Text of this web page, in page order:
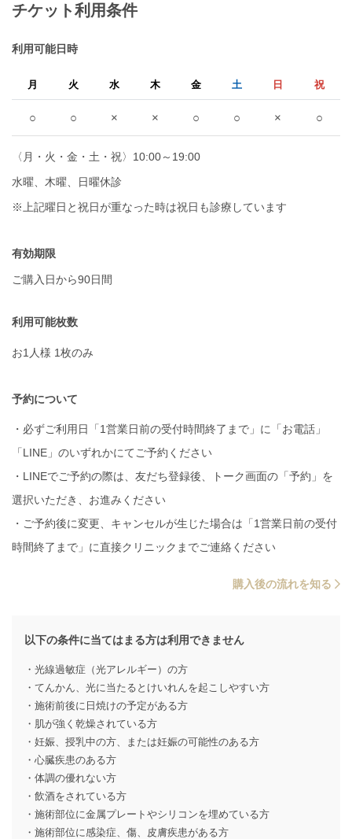
チケット利用条件
利用可能日時
月 火 水 木 金 土 日 祝
○ ○ × × ○ ○ × ○
〈月・火・金・土・祝〉10:00～19:00
水曜、木曜、日曜休診
※上記曜日と祝日が重なった時は祝日も診療しています
有効期限
ご購入日から90日間
利用可能枚数
お1人様 1枚のみ
予約について
・必ずご利用日「1営業日前の受付時間終了まで」に「お電話」
「LINE」のいずれかにてご予約ください
・LINEでご予約の際は、友だち登録後、トーク画面の「予約」を
選択いただき、お進みください
・ご予約後に変更、キャンセルが生じた場合は「1営業日前の受付
時間終了まで」に直接クリニックまでご連絡ください
購入後の流れを知る
以下の条件に当てはまる方は利用できません
・光線過敏症（光アレルギー）の方
・てんかん、光に当たるとけいれんを起こしやすい方
・施術前後に日焼けの予定がある方
・肌が強く乾燥されている方
・妊娠、授乳中の方、または妊娠の可能性のある方
・心臓疾患のある方
・体調の優れない方
・飲酒をされている方
・施術部位に金属プレートやシリコンを埋めている方
・施術部位に感染症、傷、皮膚疾患がある方